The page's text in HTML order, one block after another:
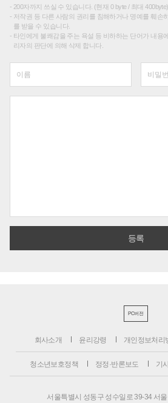
200자까지 쓰실 수 있습니다. (현재 0 byte / 최대 400byte)
저작권 등 다른 사람의 권리를 침해하거나 명예를 훼손
를 받을 수 있습니다.
타인에게 불쾌감을 주는 욕설 등 비하하는 단어가 내용
리자의 판단에 의해 삭제 합니다.
PC버전
회사소개 윤리강령 개인정보처리
청소년보호정책 정정·반론보도 기
서울특별시 성동구 성수일로 39-34 서